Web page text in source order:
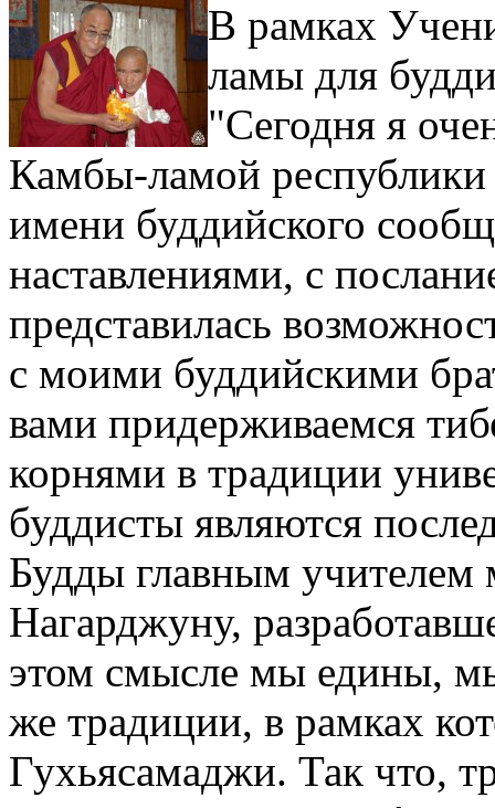
В рамках
ламы для
"Сегодня я
Камбы-ламой
имени буддийского
наставлениями, с
представилась
с моими буддийскими
вами придерживаемся
корнями в традиции
буддисты являются
Будды главным учителем
Нагарджуну,
этом смысле мы едины,
же традиции, в рамках
Гухьясамаджи. Так что,